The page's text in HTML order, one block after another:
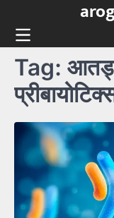
content
Tag: